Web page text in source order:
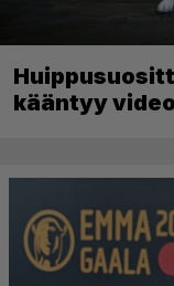
kääntyy